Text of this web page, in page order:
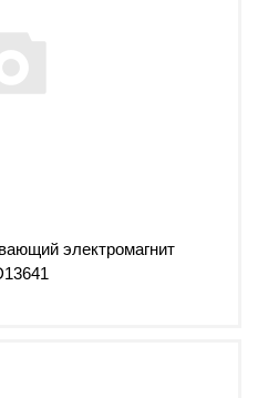
электромагнит